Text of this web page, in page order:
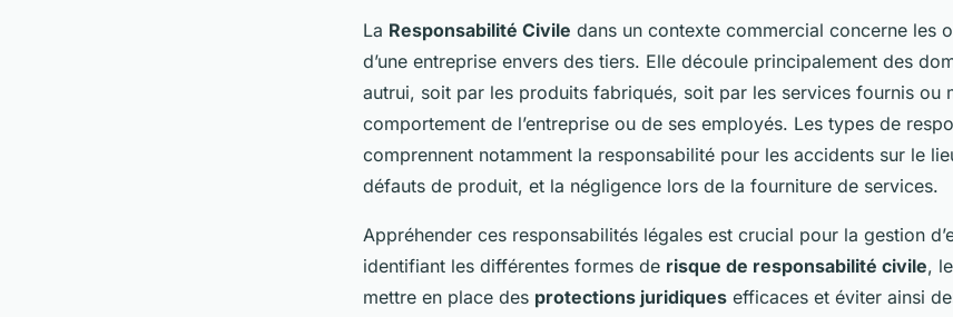
La Responsabilité Civile dans un contexte commercial concerne les
d’une entreprise envers des tiers. Elle découle principalement des
autrui, soit par les produits fabriqués, soit par les services fournis ou
comportement de l’entreprise ou de ses employés. Les types de
comprennent notamment la responsabilité pour les accidents sur le
défauts de produit, et la négligence lors de la fourniture de services.
Appréhender ces responsabilités légales est crucial pour la gestion
identifiant les différentes formes de risque de responsabilité civile,
mettre en place des protections juridiques efficaces et éviter ainsi